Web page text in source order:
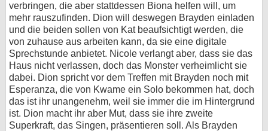
verbringen, die aber stattdessen Biona helfen will, um
mehr rauszufinden. Dion will deswegen Brayden einladen
und die beiden sollen von Kat beaufsichtigt werden, die
von zuhause aus arbeiten kann, da sie eine digitale
Sprechstunde anbietet. Nicole verlangt aber, dass sie das
Haus nicht verlassen, doch das Monster verheimlicht sie
dabei. Dion spricht vor dem Treffen mit Brayden noch mit
Esperanza, die von Kwame ein Solo bekommen hat, doch
das ist ihr unangenehm, weil sie immer die im Hintergrund
ist. Dion macht ihr aber Mut, dass sie ihre zweite
Superkraft, das Singen, präsentieren soll. Als Brayden